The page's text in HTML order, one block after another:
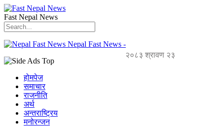
Fast Nepal News
Nepal Fast News -
२०८३ श्रावण २३
होमपेज
समाचार
राजनीति
अर्थ
अन्तराष्ट्रिय
मनोरन्जन